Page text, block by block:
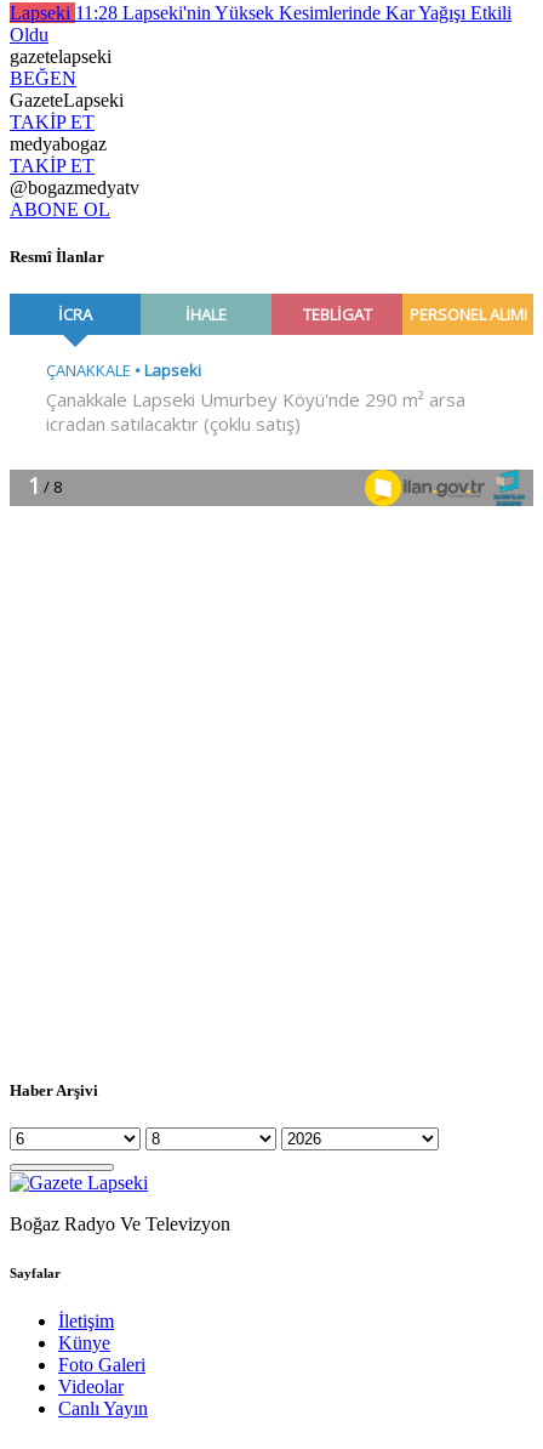
Lapseki 11:28 Lapseki'nin Yüksek Kesimlerinde Kar Yağışı Etkili
Oldu
gazetelapseki
BEĞEN
GazeteLapseki
TAKİP ET
medyabogaz
TAKİP ET
@bogazmedyatv
ABONE OL
Resmî İlanlar
Haber Arşivi
Boğaz Radyo Ve Televizyon
Sayfalar
İletişim
Künye
Foto Galeri
Videolar
Canlı Yayın